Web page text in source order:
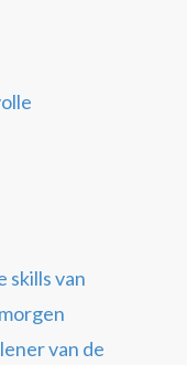
skills van
van de